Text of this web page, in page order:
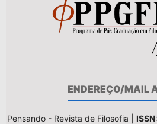
ENDEREÇO/MAIL
Pensando - Revista de Filosofia | ISSN